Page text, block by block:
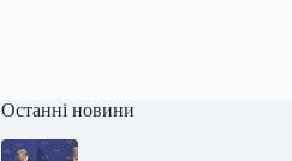
Останні новини